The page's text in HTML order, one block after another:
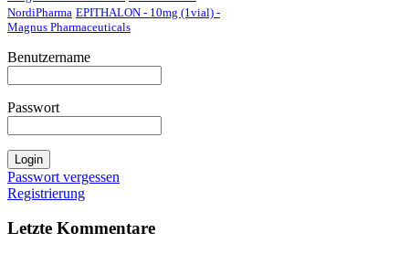
NordiPharma EPITHALON - 10mg (1vial) -
Magnus Pharmaceuticals
Benutzername
Passwort
Passwort vergessen
Registrierung
Letzte Kommentare